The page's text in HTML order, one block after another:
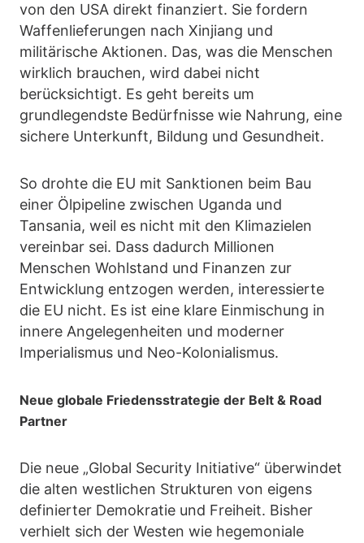
von den USA direkt finanziert. Sie fordern
Waffenlieferungen nach Xinjiang und
militärische Aktionen. Das, was die Menschen
wirklich brauchen, wird dabei nicht
berücksichtigt. Es geht bereits um
grundlegendste Bedürfnisse wie Nahrung, eine
sichere Unterkunft, Bildung und Gesundheit.
So drohte die EU mit Sanktionen beim Bau
einer Ölpipeline zwischen Uganda und
Tansania, weil es nicht mit den Klimazielen
vereinbar sei. Dass dadurch Millionen
Menschen Wohlstand und Finanzen zur
Entwicklung entzogen werden, interessierte
die EU nicht. Es ist eine klare Einmischung in
innere Angelegenheiten und moderner
Imperialismus und Neo-Kolonialismus.
Neue globale Friedensstrategie der Belt & Road
Partner
Die neue „Global Security Initiative“ überwindet
die alten westlichen Strukturen von eigens
definierter Demokratie und Freiheit. Bisher
verhielt sich der Westen wie hegemoniale